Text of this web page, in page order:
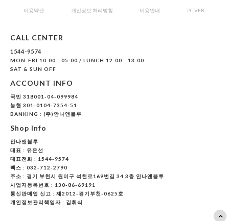
이용약관 개인정보 처리방침 이용안내 PC VER.
CALL CENTER
1544-9574
MON-FRI 10:00 - 05:00 / LUNCH 12:00 - 13:00
SAT & SUN OFF
ACCOUNT INFO
국민 318001-04-099984
농협 301-0104-7354-51
BANKING : (주)안나앤블루
Shop Info
안나앤블루
대표 : 유은선
대표전화 : 1544-9574
팩스 : 032-712-2790
주소 : 경기 부천시 원미구 석천로169번길 34 3층 안나앤블루
사업자등록번호 : 130-86-69191
통신판매업 신고 : 제2012-경기부천-0625호
개인정보관리책임자 : 김휘식